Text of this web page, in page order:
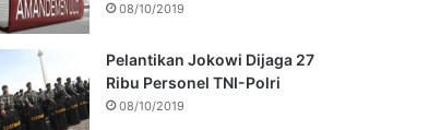
08/10/2019
Pelantikan Jokowi Dijaga 27
Ribu Personel TNI-Polri
08/10/2019